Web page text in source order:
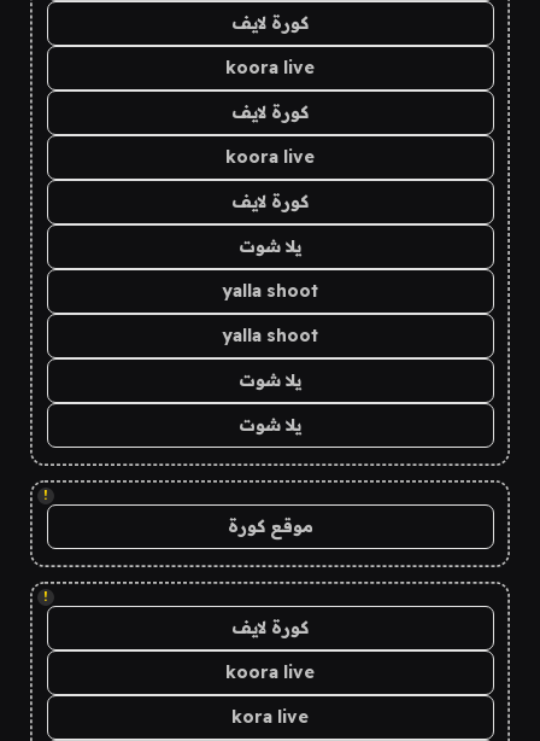
كورة لايف
koora live
كورة لايف
koora live
كورة لايف
يلا شوت
yalla shoot
yalla shoot
يلا شوت
يلا شوت
!
موقع كورة
!
كورة لايف
koora live
kora live